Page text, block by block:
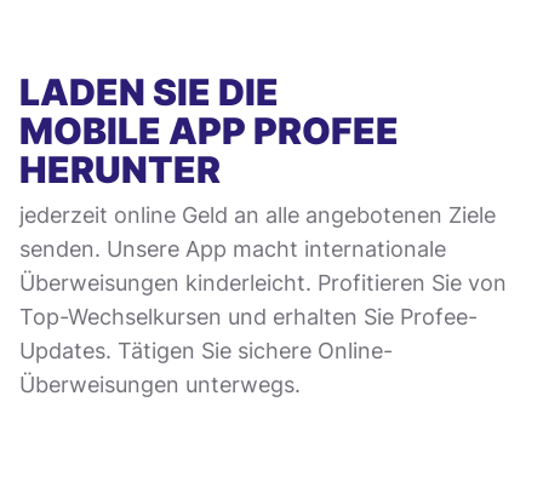
LADEN SIE DIE
MOBILE APP PROFEE
HERUNTER
jederzeit online Geld an alle angebotenen Ziele
senden. Unsere App macht internationale
Überweisungen kinderleicht. Profitieren Sie von
Top-Wechselkursen und erhalten Sie Profee-
Updates. Tätigen Sie sichere Online-
Überweisungen unterwegs.